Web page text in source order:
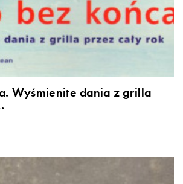
Wyśmienite dania z grilla